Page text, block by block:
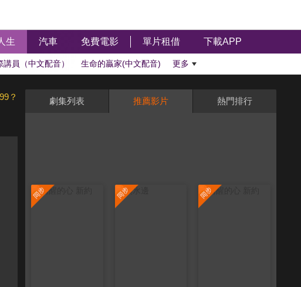
生 汽車 免費電影 單片租借 下載APP
講員（中文配音） 生命的贏家(中文配音) 更多
？ 劇集列表 推薦影片 熱門排行